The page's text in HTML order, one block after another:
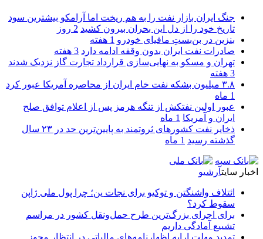
جنگ ایران بازار نفت را به هم ریخت اما آرامکو بیشترین سود
تاریخ خود را از دل این بحران بیرون کشید 2 روز
بنزین در بن‌بستِ مافیای خودرو 1 هفته
صادرات نفت ایران بدون وقفه ادامه دارد 3 هفته
تهران و مسکو به نهایی‌سازی قرارداد تجارت گاز نزدیک شدند
3 هفته
۳.۸ میلیون بشکه نفت خام ایران از محاصره آمریکا عبور کرد
1 ماه
عبور اولین نفتکش از تنگه هرمز پس از اعلام توافق صلح
ایران و آمریکا 1 ماه
ذخایر نفت کشورهای ثروتمند به پایین‌ترین حد در ۲۳ سال
گذشته رسید 1 ماه
اخبار سایتآرشیو
ائتلاف واشنگتن و توکیو برای نجات ین؛ چرا پول ملی ژاپن
سقوط کرد؟
برای اجرای بزرگ‌ترین طرح حمل‌ونقل کشور در مراسم
تشییع آمادگی داریم
تمدید مهلت ارایه اظهارنامه‌های مالیاتی در انتظار مجوز